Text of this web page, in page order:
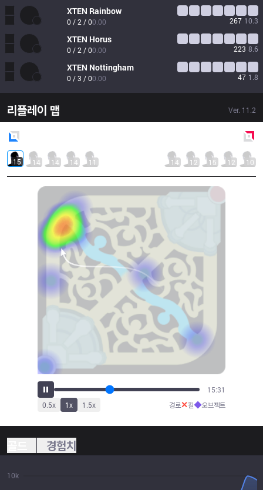
XTEN Rainbow
0 / 2 / 00.00 267 10.3
XTEN Horus
0 / 2 / 00.00 223 8.6
XTEN Nottingham
0 / 3 / 00.00 47 1.8
리플레이 맵 Ver. 11.2
15 14 14 14 11 14 12 15 12 10
16:58
0.5x 1x 1.5x 경로✕킬◆오브젝트
경험치
10k